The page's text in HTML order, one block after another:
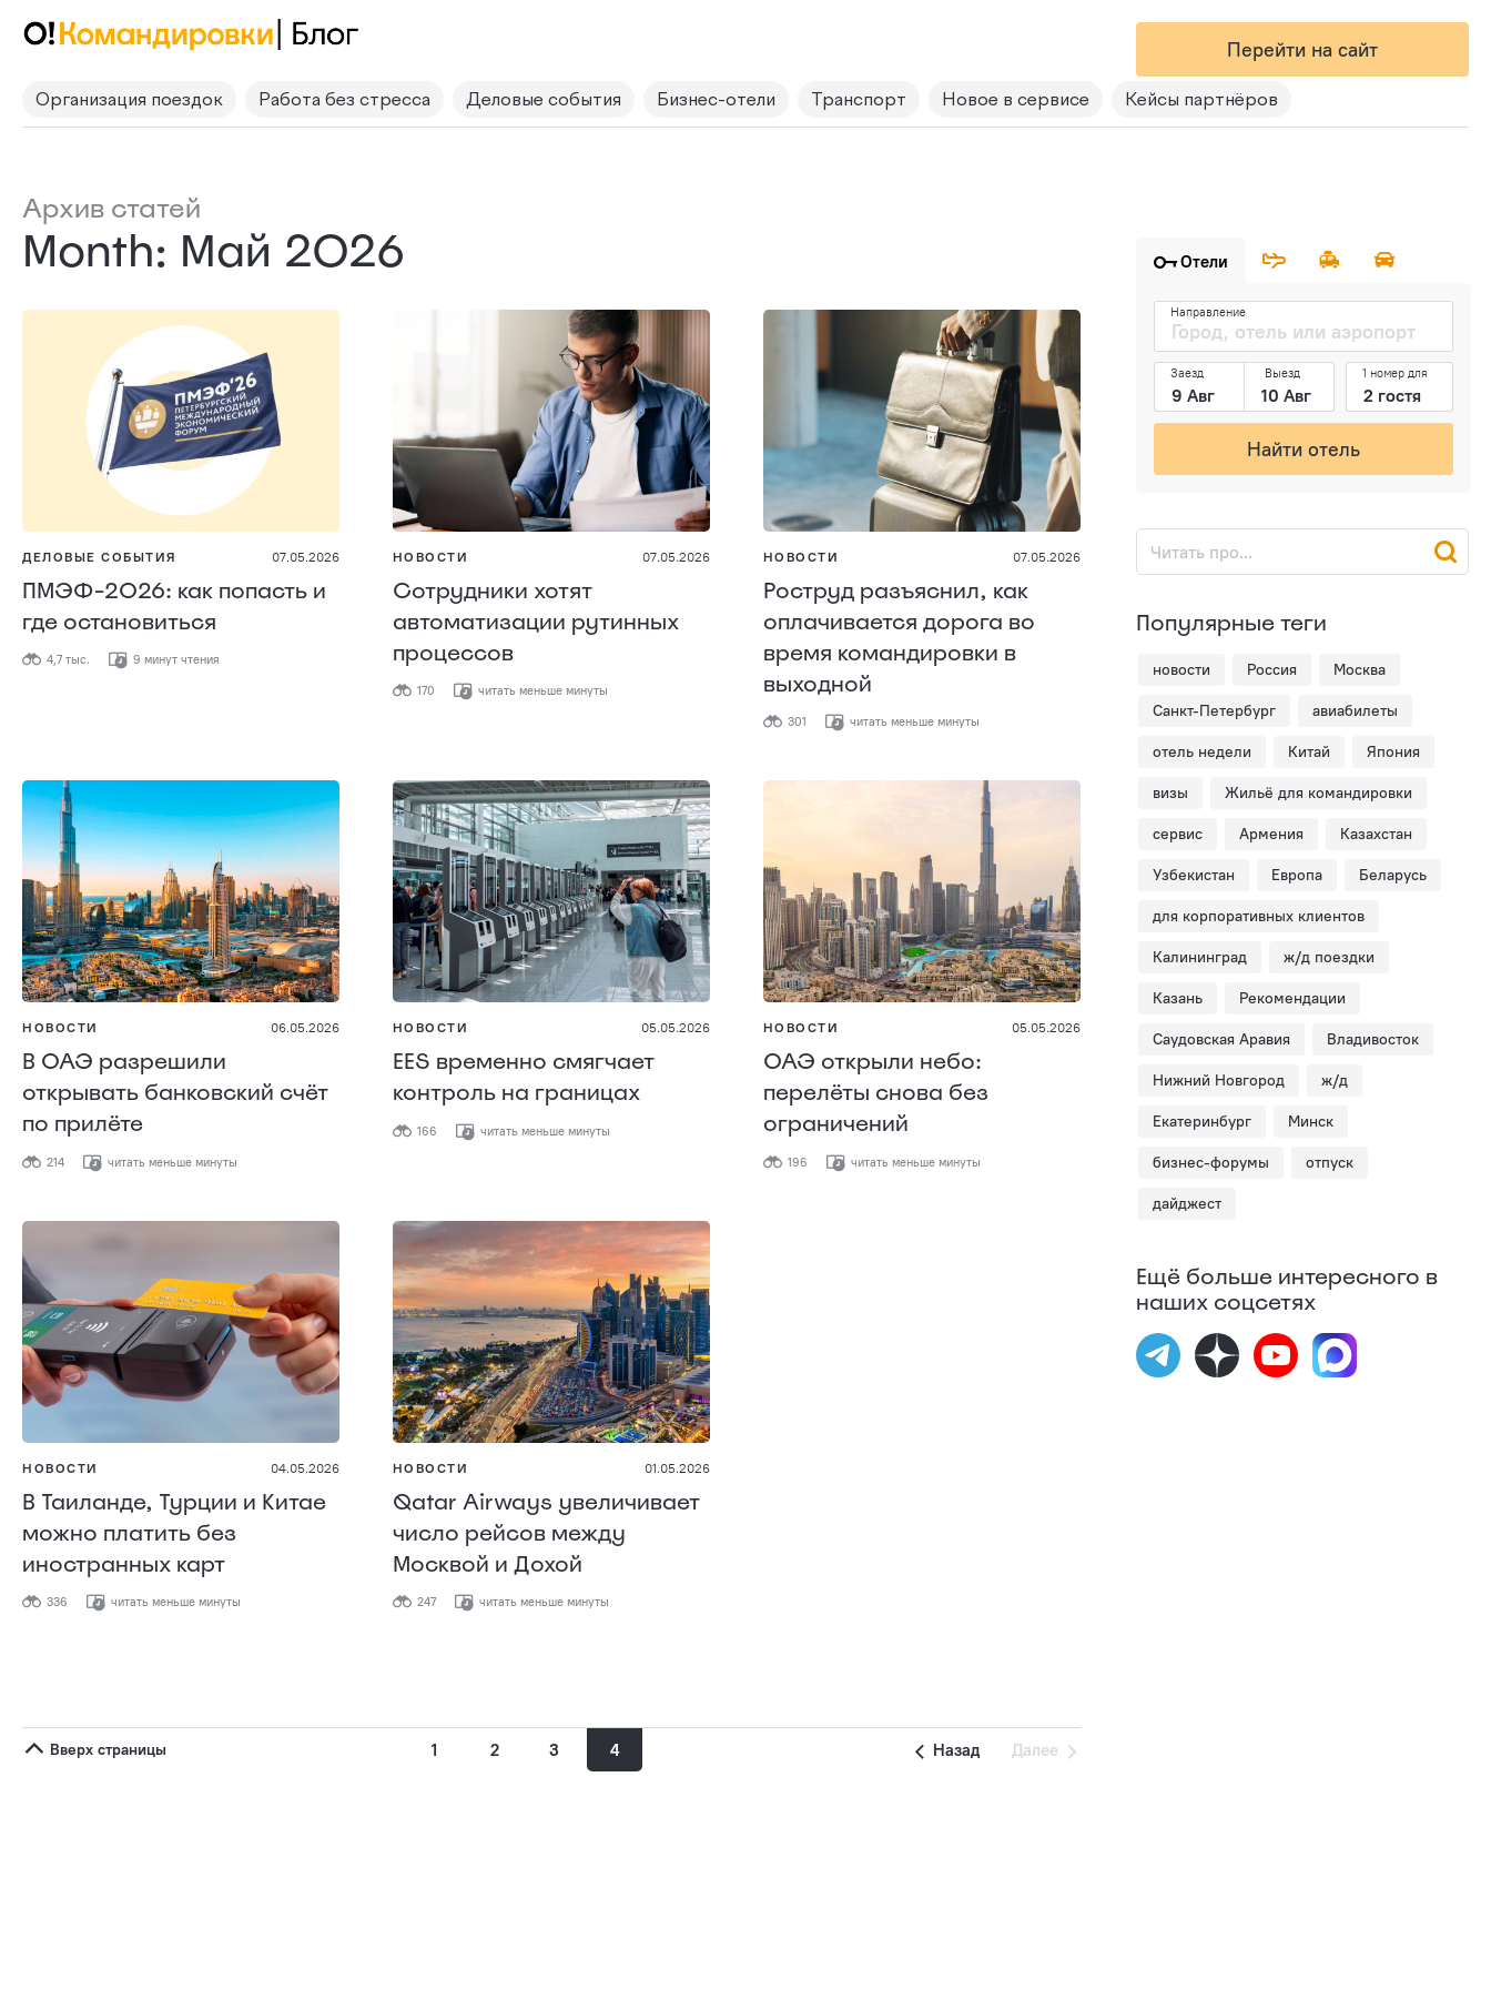
Перейти на сайт
Организация поездок Работа без стресса Деловые события Бизнес-отели Транспорт Новое в сервисе Кейсы партнёров
Архив статей
Month: Май 2026
ДЕЛОВЫЕ СОБЫТИЯ 07.05.2026
ПМЭФ-2026: как попасть и
где остановиться
4,7 тыс. 9 минут чтения
НОВОСТИ 07.05.2026
Сотрудники хотят
автоматизации рутинных
процессов
170 читать меньше минуты
НОВОСТИ 07.05.2026
Роструд разъяснил, как
оплачивается дорога во
время командировки в
выходной
301 читать меньше минуты
НОВОСТИ 06.05.2026
В ОАЭ разрешили
открывать банковский счёт
по прилёте
214 читать меньше минуты
НОВОСТИ 05.05.2026
EES временно смягчает
контроль на границах
166 читать меньше минуты
НОВОСТИ 05.05.2026
ОАЭ открыли небо:
перелёты снова без
ограничений
196 читать меньше минуты
НОВОСТИ 04.05.2026
В Таиланде, Турции и Китае
можно платить без
иностранных карт
336 читать меньше минуты
НОВОСТИ 01.05.2026
Qatar Airways увеличивает
число рейсов между
Москвой и Дохой
247 читать меньше минуты
Вверх страницы Назад Далее
1 2 3 4
Отели
Направление
Заезд Выезд 1 номер для
Найти отель
Популярные теги
новости Россия Москва
Санкт-Петербург авиабилеты
отель недели Китай Япония
визы Жильё для командировки
сервис Армения Казахстан
Узбекистан Европа Беларусь
для корпоративных клиентов
Калининград ж/д поездки
Казань Рекомендации
Саудовская Аравия Владивосток
Нижний Новгород ж/д
Екатеринбург Минск
бизнес-форумы отпуск
дайджест
Ещё больше интересного в
наших соцсетях